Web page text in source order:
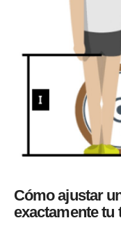
Cómo ajustar
exactamente tu